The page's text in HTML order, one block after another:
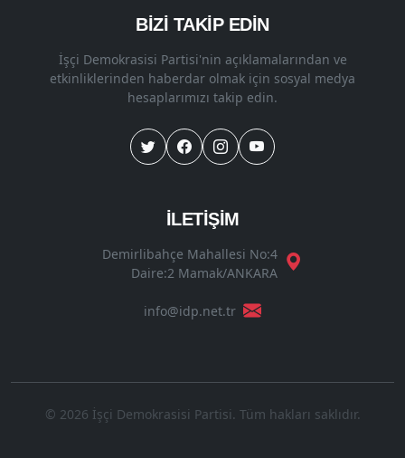
BİZİ TAKİP EDİN
İşçi Demokrasisi Partisi'nin açıklamalarından ve
etkinliklerinden haberdar olmak için sosyal medya
hesaplarımızı takip edin.
İLETİŞİM
Demirlibahçe Mahallesi No:4
Daire:2 Mamak/ANKARA
info@idp.net.tr
© 2026 İşçi Demokrasisi Partisi. Tüm hakları saklıdır.